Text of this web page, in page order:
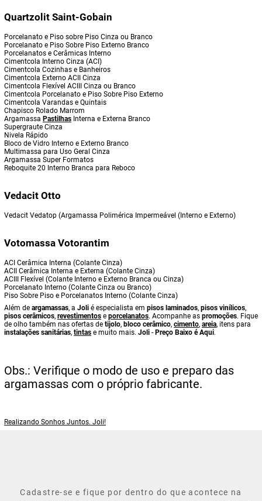
Quartzolit Saint-Gobain
Porcelanato e Piso sobre Piso Cinza ou Branco
Porcelanato e Piso Sobre Piso Externo Branco
Porcelanatos e Cerâmicas Interno
Cimentcola Interno Cinza (ACI)
Cimentcola Cozinhas e Banheiros
Cimentcola Externo ACII Cinza
Cimentcola Flexível ACIII Cinza ou Branco
Cimentcola Porcelanato e Piso Sobre Piso Externo
Cimentcola Varandas e Quintais
Chapisco Rolado Marrom
Argamassa Pastilhas Interna e Externa Branco
Supergraute Cinza
Nivela Rápido
Bloco de Vidro Interno e Externo Branco
Multimassa para Uso Geral Cinza
Argamassa Super Formatos
Reboquite 20 Interno Branca para Reboco
Vedacit Otto
Vedacit Vedatop (Argamassa Polimérica Impermeável (Interno e Externo)
Votomassa Votorantim
ACI Cerâmica Interna (Colante Cinza)
ACII Cerâmica Interna e Externa (Colante Cinza)
ACIII Flexível (Colante Interno e Externo Branca ou Cinza)
Porcelanato Interno (Colante Cinza ou Branco)
Piso Sobre Piso e Porcelanatos Interno (Colante Cinza)
Além de argamassas, a Joli é especialista em pisos laminados, pisos vinílicos,
pisos cerâmicos, revestimentos e porcelanatos. Acompanhe as promoções. Fique
de olho também nas ofertas de tijolo, bloco cerâmico, cimento, areia, itens para
instalações sanitárias, tintas e muito mais. Joli - Preço Baixo é Aqui.
Obs.: Verifique o modo de uso e preparo das
argamassas com o próprio fabricante.
Realizando Sonhos Juntos. Joli!
Cadastre-se e fique por dentro do que acontece na